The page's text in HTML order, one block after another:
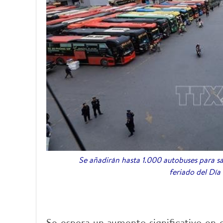
Se añadirán hasta 1.000 autobuses para
feriado del